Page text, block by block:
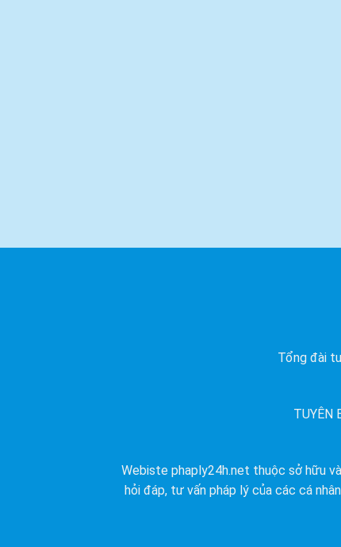
Tổng đài
TUYÊN
Webiste phaply24h.net thuộc sở hữu
hỏi đáp, tư vấn pháp lý của các cá